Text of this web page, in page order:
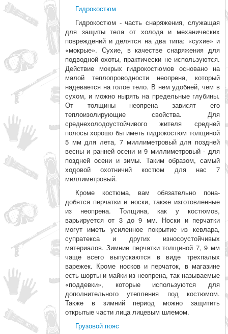
Гидрокостюм
Гидрокостюм - часть снаряжения, служащая
для защиты тела от холода и механических
повреждений и делятся на два типа: «сухие» и
«мокрые». Сухие, в качестве снаряжения для
подводной охоты, практически не используются.
Дейст­вие мокрых гидрокостюмов основано на
малой теплопроводности неопрена, кото­рый
надевается на голое тело. В нем удобней, чем в
сухом, и можно нырять на пре­дельные глубины.
От толщины неопрена зависят его
теплоизолирующие свойства. Для
среднехолодоустойчивого жителя средней
полосы хорошо бы иметь гидрокостюм толщиной
5 мм для лета, 7 миллиметровый для поздней
весны и ранней осени и 9 миллиметровый - для
поздней осени и зимы. Таким образом, самый
ходовой охотничий костюм для нас 7
миллиметровый.
Кроме костюма, вам обязательно пона­
добятся перчатки и носки, также изготов­ленные
из неопрена. Толщина, как у костю­мов,
варьируется от 3 до 9 мм. Носки и перчатки
могут иметь усиленное покрытие из кевлара,
супратекса и других износоус­тойчивых
материалов. Зимние перчатки толщиной 7, 9 мм
чаще всего выпускаются в виде трехпалых
варежек. Кроме носков и перчаток, в магазине
есть шорты и майки из неопрена, так называемые
«поддевки», ко­торые используются для
дополнительного утепления под костюмом.
Также в зимний период можно защитить
открытые части лица лицевым шлемом.
Грузовой пояс